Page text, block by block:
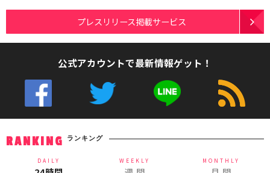
プレスリリース掲載サービス
公式アカウントで最新情報ゲット！
RANKING ランキング
DAILY WEEKLY MONTHLY